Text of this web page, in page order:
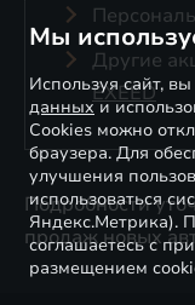
Другие
EXEED
Подробности
продаж новых
Мы
Используя сайт,
данныхи
Cookies можно
браузера. Для
улучшения
использоваться
Яндекс.Метрика).
соглашаетесь с
размещением